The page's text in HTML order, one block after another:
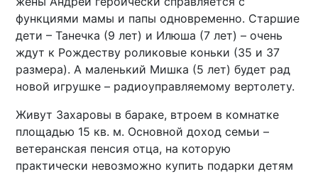
функциями мамы и папы одновременно. Старшие
дети – Танечка (9 лет) и Илюша (7 лет) – очень
ждут к Рождеству роликовые коньки (35 и 37
размера). А маленький Мишка (5 лет) будет рад
новой игрушке – радиоуправляемому вертолету.
Живут Захаровы в бараке, втроем в комнатке
площадью 15 кв. м. Основной доход семьи –
ветеранская пенсия отца, на которую
практически невозможно купить подарки детям